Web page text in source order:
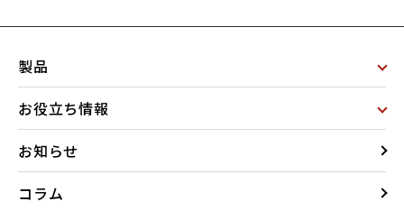
製品
お役立ち情報
お知らせ
コラム